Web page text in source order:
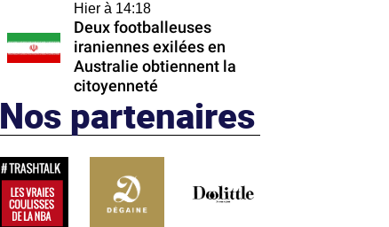
Hier à 14:18
Deux footballeuses
iraniennes exilées en
Australie obtiennent la
citoyenneté
Nos partenaires